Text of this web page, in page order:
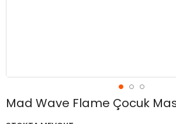
Mad Wave Flame Çocuk
Resim